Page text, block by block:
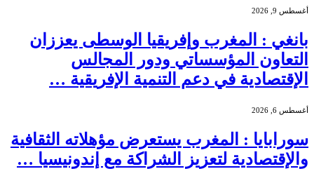
أغسطس 9, 2026
بانغي : المغرب وإفريقيا الوسطى يعززان
التعاون المؤسساتي ودور المجالس
الإقتصادية في دعم التنمية الإفريقية …
أغسطس 6, 2026
سورابايا : المغرب يستعرض مؤهلاته الثقافية
والإقتصادية لتعزيز الشراكة مع إندونيسيا …